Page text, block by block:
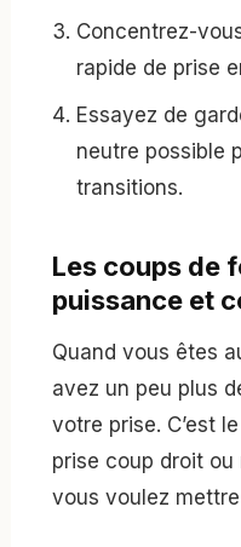
Concentrez-
rapide de prise
Essayez de
neutre possible
transitions.
Les coups de
puissance et
Quand vous êtes
avez un peu plus
votre prise. C’est
prise coup droit
vous voulez